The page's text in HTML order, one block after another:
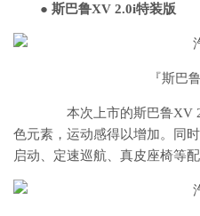
● 斯巴鲁XV 2.0i特装版
『斯巴
本次上市的斯巴鲁XV
色元素，运动感得以增加。同
启动、定速巡航、真皮座椅等